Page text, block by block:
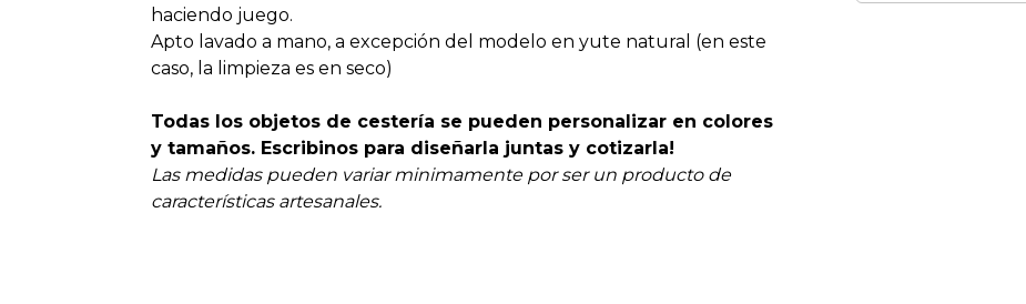
haciendo juego.
Apto lavado a mano, a excepción del modelo en yute natural (en este
caso, la limpieza es en seco)
Todas los objetos de cestería se pueden personalizar en colores
y tamaños. Escribinos para diseñarla juntas y cotizarla!
Las medidas pueden variar minimamente por ser un producto de
características artesanales.